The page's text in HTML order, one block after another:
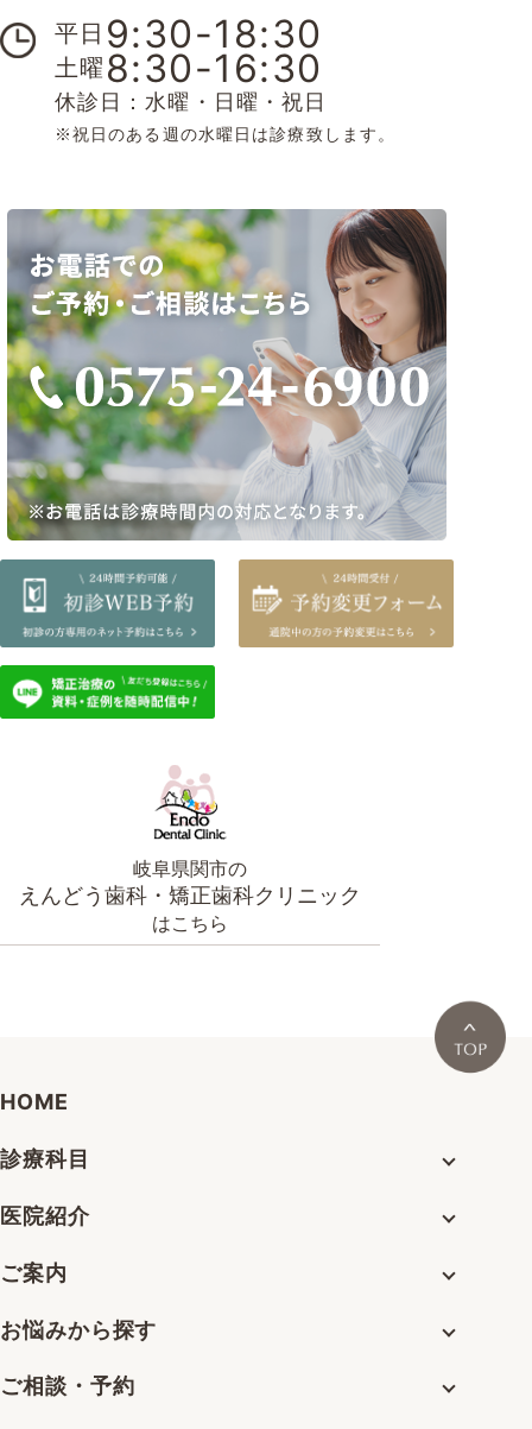
平日 9:30-18:30
土曜 8:30-16:30
休診日：水曜・日曜・祝日
※祝日のある週の水曜日は診療致します。
岐阜県関市の
えんどう歯科・矯正歯科クリニック
はこちら
HOME
診療科目
医院紹介
ご案内
お悩みから探す
ご相談・予約